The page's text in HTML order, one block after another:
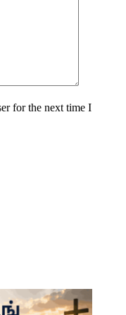
for the next time I